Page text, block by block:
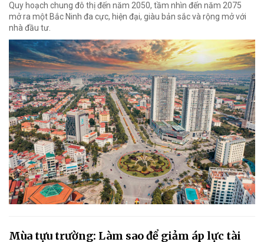
Quy hoạch chung đô thị đến năm 2050, tầm nhìn đến năm 2075
mở ra một Bắc Ninh đa cực, hiện đại, giàu bản sắc và rộng mở với
nhà đầu tư.
Mùa tựu trường: Làm sao để giảm áp lực tài